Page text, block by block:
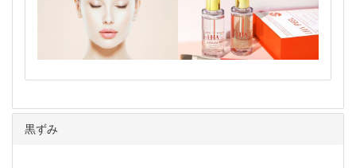
黒ずみ